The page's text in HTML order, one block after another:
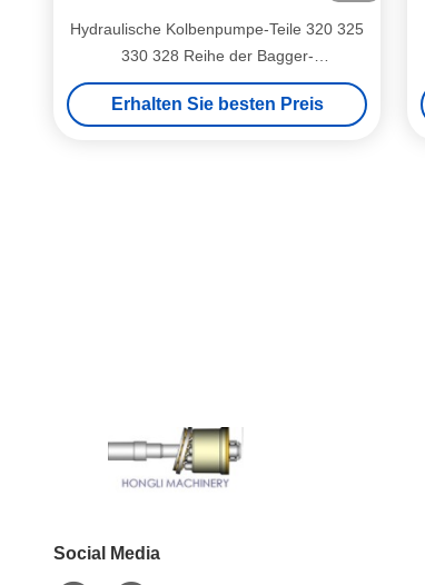
Hydraulische Kolbenpumpe-Teile 320 325
330 328 Reihe der Bagger-
Unterstützungsex200
Erhalten Sie besten Preis
Social Media